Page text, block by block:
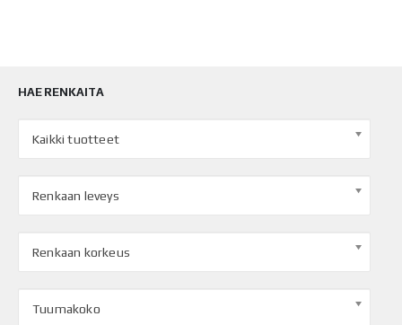
HAE RENKAITA
Kaikki tuotteet
Renkaan leveys
Renkaan korkeus
Tuumakoko